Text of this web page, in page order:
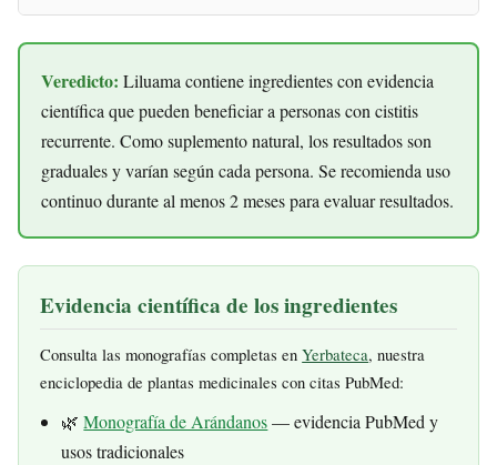
Veredicto: Liluama contiene ingredientes con evidencia
científica que pueden beneficiar a personas con cistitis
recurrente. Como suplemento natural, los resultados son
graduales y varían según cada persona. Se recomienda uso
continuo durante al menos 2 meses para evaluar resultados.
Evidencia científica de los ingredientes
Consulta las monografías completas enYerbateca, nuestra
enciclopedia de plantas medicinales con citas PubMed:
🌿Monografía de Arándanos— evidencia PubMed y
usos tradicionales